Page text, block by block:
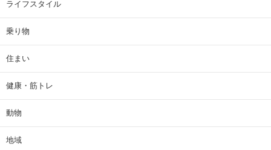
ライフスタイル
乗り物
住まい
健康・筋トレ
動物
地域